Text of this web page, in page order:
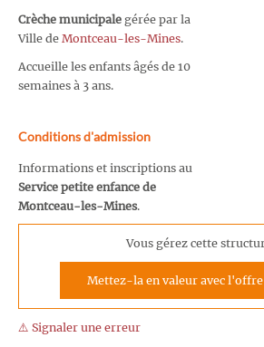
Crèche municipale gérée par la
Ville de Montceau-les-Mines.
Accueille les enfants âgés de 10
semaines à 3 ans.
Conditions d'admission
Informations et inscriptions au
Service petite enfance de
Montceau-les-Mines.
Vous gérez cette
Mettez-la en valeur avec
⚠️ Signaler une erreur